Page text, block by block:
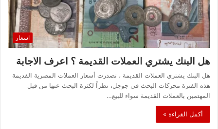
اسعار
هل البنك يشتري العملات القديمة ؟ اعرف الاجابة
هل البنك يشتري العملات القديمة ، تصدرت أسعار العملات المصرية القديمة
هذه الفترة محركات البحث في جوجل، نظراً لكثرة البحث عنها من قبل
المهتمين بالعملات القديمة سواء للبيع…
أكمل القراءة »